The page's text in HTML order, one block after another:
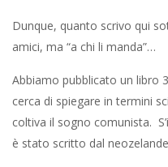
Dunque, quanto scrivo qui
amici, ma “a chi li manda”…
Abbiamo pubblicato un libro
cerca di spiegare in termini
coltiva il sogno comunista.
è stato scritto dal